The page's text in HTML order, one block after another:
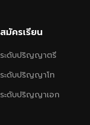
สมัครเรียน
ระดับปริญญาตรี
ระดับปริญญาโท
ระดับปริญญาเอก